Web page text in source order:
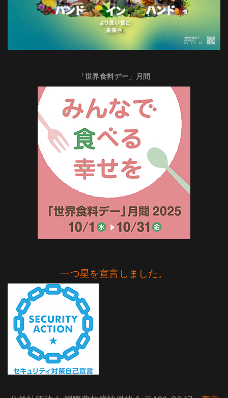
「世界食料デー」月間
一つ星を宣言しました。